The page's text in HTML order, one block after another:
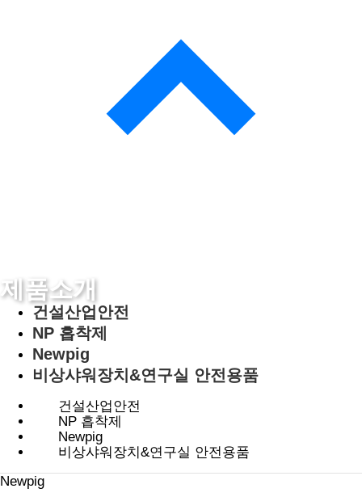
제품소개
건설산업안전
NP 흡착제
Newpig
비상샤워장치&연구실 안전용품
건설산업안전
NP 흡착제
Newpig
비상샤워장치&연구실 안전용품
Newpig